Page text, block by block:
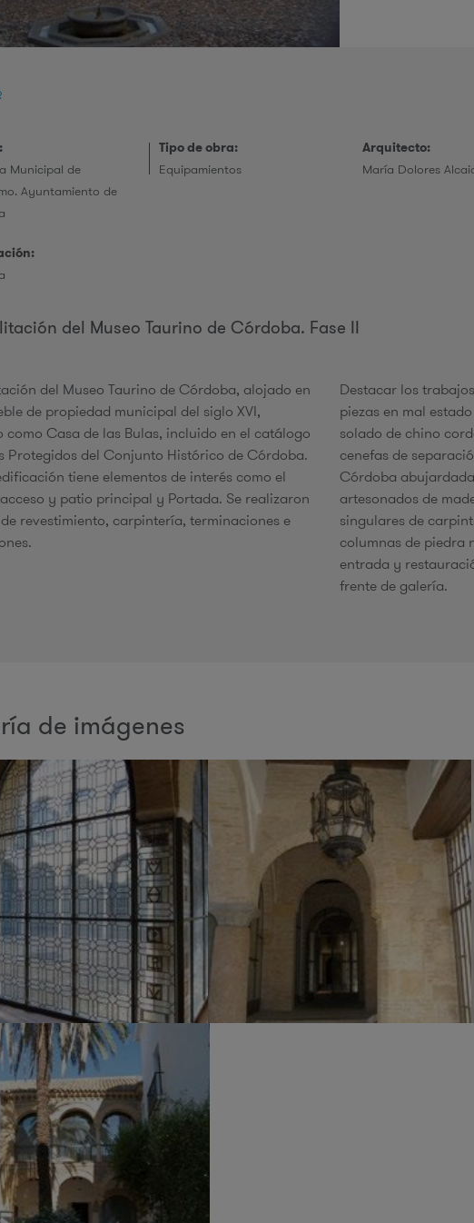
d
q
u
e
d
a
Municipal de
Ayuntamiento de
Tipo de obra:
Equipamientos
Arquitecto:
María Dolores
del Museo Taurino de Córdoba. Fase II
del Museo Taurino de Córdoba, alojado en
de propiedad municipal del siglo XVI,
como Casa de las Bulas, incluido en el catálogo
Protegidos del Conjunto Histórico de Córdoba.
tiene elementos de interés como el
y patio principal y Portada. Se realizaron
revestimiento, carpintería, terminaciones e
Destacar los
piezas ​en mal
solado de chino
cenefas de
Córdoba
artesonados de
singulares de
columnas de piedra
entrada y
frente de galería.
de imágenes